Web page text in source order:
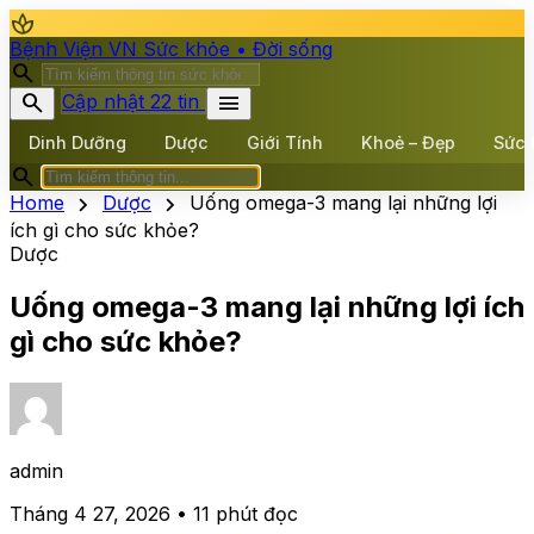
spa
Bệnh Viện VN Sức khỏe • Đời sống
search
search
Cập nhật 22 tin menu
Dinh Dưỡng Dược Giới Tính Khoẻ – Đẹp Sức
search
Home chevron_right Dược chevron_right
Uống omega-3 mang lại những lợi
ích gì cho sức khỏe?
Dược
Uống omega-3 mang lại những lợi ích
gì cho sức khỏe?
admin
Tháng 4 27, 2026 • 11 phút đọc